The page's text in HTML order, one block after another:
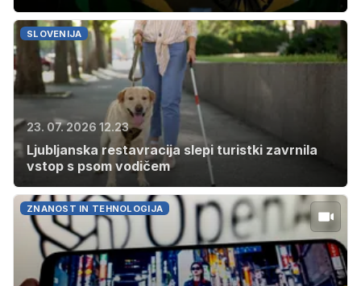
SLOVENIJA
23. 07. 2026 12.23
Ljubljanska restavracija slepi turistki zavrnila
vstop s psom vodičem
ZNANOST IN TEHNOLOGIJA